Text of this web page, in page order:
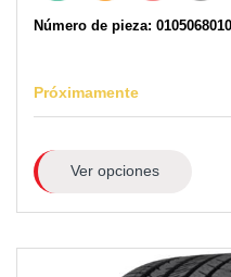
Número de pieza:
Próximamente
Ver opciones